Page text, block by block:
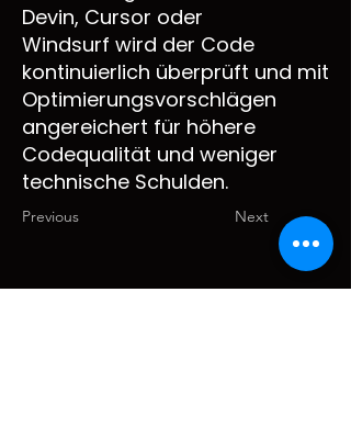
Devin, Cursor oder
Windsurf wird der Code
kontinuierlich überprüft und mit
Optimierungsvorschlägen
angereichert für höhere
Codequalität und weniger
technische Schulden.
Previous Next